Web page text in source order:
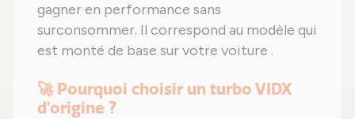
gagner en performance sans
surconsommer. Il correspond au modèle qui
est monté de base sur votre voiture .
🚀 Pourquoi choisir un turbo VIDX
d'origine ?